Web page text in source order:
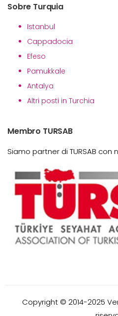
Sobre Turquia
Istanbul
Cappadocia
Efeso
Pamukkale
Antalya
Altri posti in Turchia
Membro TURSAB
Siamo partner di TURSAB con
Copyright © 2014-2025